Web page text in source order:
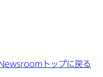
トップに戻る